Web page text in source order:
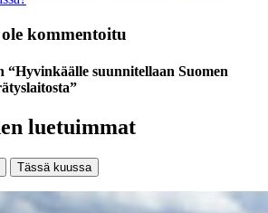
kommentoitu
“Hyvinkäälle suunnitellaan Suomen
luetuimmat
Tässä kuussa